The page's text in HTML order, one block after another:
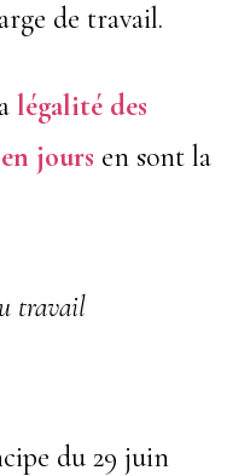
de travail.
légalité des
en jours en sont la
travail
du 29 juin